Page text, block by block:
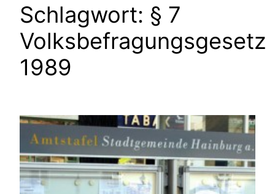
Schlagwort: § 7
Volksbefragungsgesetz
1989